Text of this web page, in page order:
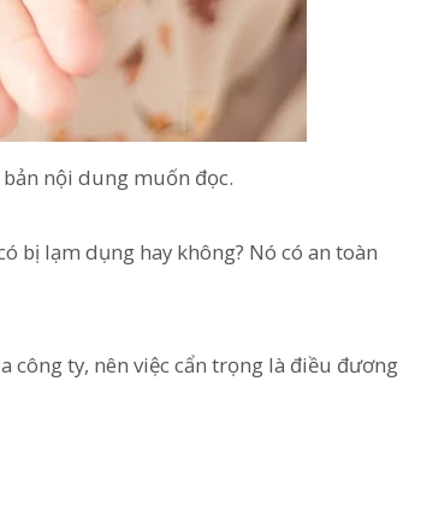
nội dung muốn đọc.
bị lạm dụng hay không? Nó có an toàn
công ty, nên việc cẩn trọng là điều đương